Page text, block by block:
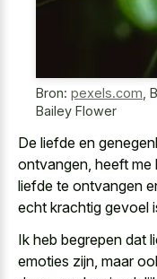
Bron: pexels.com
Bailey Flower
De liefde en
ontvangen, heeft me
liefde te ontvangen
echt krachtig gevoel
Ik heb begrepen dat
emoties zijn, maar